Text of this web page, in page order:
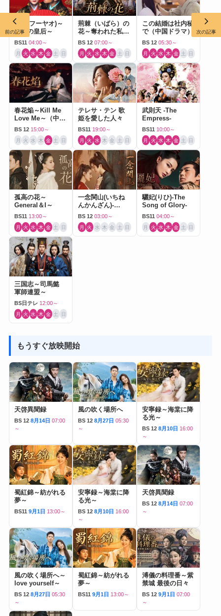
扶揺(フーヤオ)～
伝説の皇后～
BS11 04:00～
月 火 水 木 金 土 日
荊棘（いばら）の
花～奪われた私～
（中国ドラマ）
BS 12 07:00～
月 火 水 木 金 土 日
この結婚は社内秘
で（中国ドラマ）
BS 12 05:30～
月 火 水 木 金 土 日
春花焔～Kill Me
Love Me～（中国
ドラマ）
BS 12 15:00～
月 火 水 木 金 土 日
テレサ・テン 歌
姫を愛した人々
BS11 19:00～
月 火 水 木 金 土 日
武則天 -The
Empress-
BS11 10:00～
月 火 水 木 金 土 日
孤高の花～
General＆I～
BS11 13:00～
月 火 水 木 金 土 日
一念関山(いちね
んかんざん)-
Journey to Love-
BS 12 03:00～
月 火 水 木 金 土 日
驪妃(りひ)-The
Song of Glory-
BS11 04:00～
月 火 水 木 金 土 日
三国志～司馬懿
軍師連盟～
BS日テレ 12:00～
月 火 水 木 金 土 日
もうすぐ放映開始
天啓異聞録
BS 12 8月14日 07:00
～
風の吹く場所へ
BS 12 8月27日 05:30
～
安寧録～海棠に降
る光～
BS 12 8月10日 16:00
～
蜀紅錦～紡がれる
夢～
BS11 9月1日 13:00～
安寧録～海棠に降
る光～
BS 12 8月10日 16:00
～
天啓異聞録
BS 12 8月14日 07:00
～
風の吹く場所へ～
love yourself～
BS 12 8月27日 05:30
～
蜀紅錦～紡がれる
夢～
BS11 9月1日 13:00～
溥儀の料理番～紫
禁城 最後の日々
BS 12 9月1日 07:00
～
前の記事 次の記事